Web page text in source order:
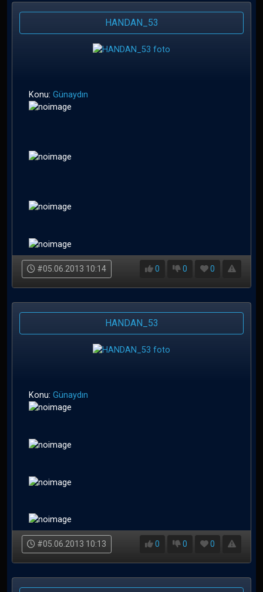
HANDAN_53
Konu: Günaydın
#05.06.2013 10:14 0 0 0
HANDAN_53
Konu: Günaydın
#05.06.2013 10:13 0 0 0